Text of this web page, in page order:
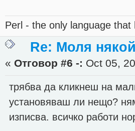
Perl - the only language
Re: Моля
« Отговор #6 -: Oct 05,
трябва да кликнеш на
установяваш ли нещо?
изписва. всичко работи